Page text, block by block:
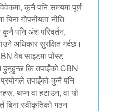
कुनै पनि समयमा पूर्ण
गोपनीयता नीति
पनि अंश परिवर्तन,
अधिकार सुरक्षित गर्दछ।
वेब साइटमा पोस्ट
कि तपाईंको CBN
तपाईंको कुनै पनि
थप्न वा हटाउन, वा यो
बिना स्वीकृतिको गठन